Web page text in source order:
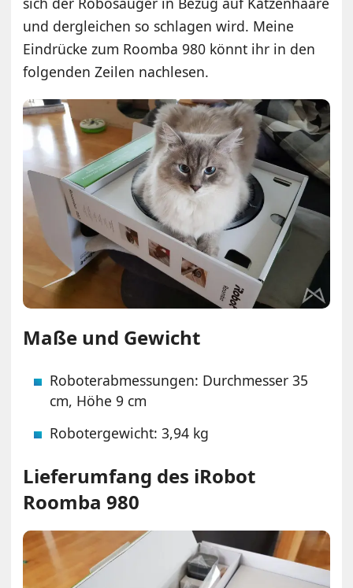
und dergleichen so schlagen wird. Meine
Eindrücke zum Roomba 980 könnt ihr in den
folgenden Zeilen nachlesen.
Maße und Gewicht
Roboterabmessungen: Durchmesser 35
cm, Höhe 9 cm
Robotergewicht: 3,94 kg
Lieferumfang des iRobot
Roomba 980